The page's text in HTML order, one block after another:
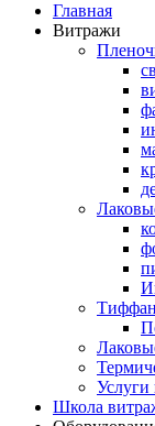
Главная
Витражи
Услуги
Школа